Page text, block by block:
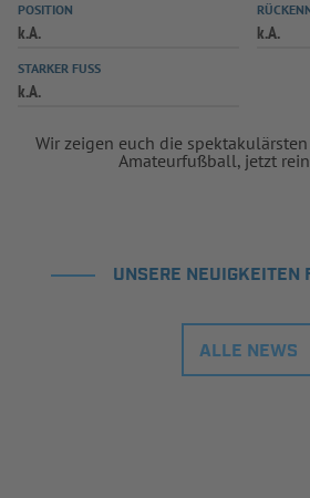
POSITION
k.A. k.A.
STARKER FUSS
k.A.
Wir zeigen euch die spektakulärsten
Amateurfußball, jetzt
UNSERE NEUIGKEITEN
ALLE NEWS